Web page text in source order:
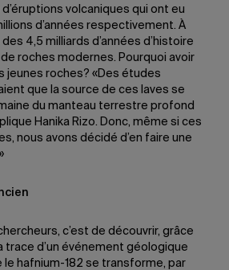
volcaniques qui ont eu
d’années respectivement. À
4,5 milliards d’années d’histoire
roches modernes. Pourquoi avoir
jeunes roches? «Des études
que la source de ces laves se
du manteau terrestre profond
Hanika Rizo. Donc, même si ces
nous avons décidé d’en faire une
c’est de découvrir, grâce
trace d’un événement géologique
le hafnium-182 se transforme, par